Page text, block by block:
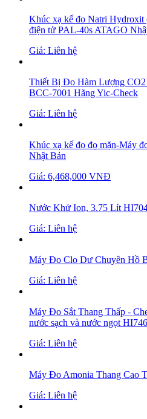
Khúc xạ kế đo Natri
điện tử PAL-40s ATAGO
Giá: Liên hệ
Thiết Bị Đo Hàm Lượng
BCC-7001 Hãng Yic-Check
Giá: Liên hệ
Khúc xạ kế đo đọ mặn-Máy
Nhật Bản
Giá: 6,468,000 VNĐ
Nước Khử Ion, 3.75 Lít
Giá: Liên hệ
Máy Đo Clo Dư Chuyên Hồ
Giá: Liên hệ
Máy Đo Sắt Thang Thấp -
nước sạch và nước ngọt
Giá: Liên hệ
Máy Đo Amonia Thang Cao
Giá: Liên hệ